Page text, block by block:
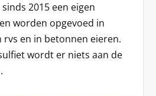
2015 een eigen
worden opgevoed in
rvs en in betonnen eieren.
wordt er niets aan de